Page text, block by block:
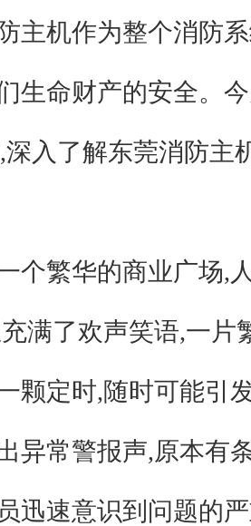
主机作为整个消防
生命财产的安全。
深入了解东莞消防
个繁华的商业广场,
满了欢声笑语,一片
颗定时,随时可能引
异常警报声,原本有
迅速意识到问题的